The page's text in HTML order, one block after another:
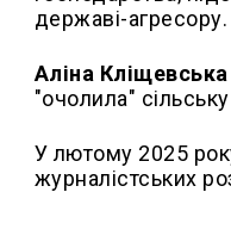
державі-
Аліна Кліщевська
"очолила"
У лютому 2025
журналістських